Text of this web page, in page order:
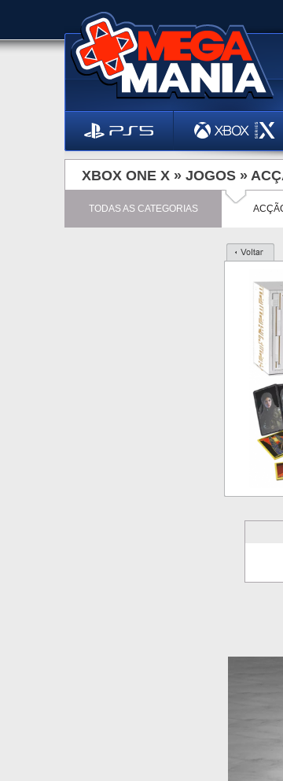
XBOX ONE X » JOGOS »
TODAS AS CATEGORIAS